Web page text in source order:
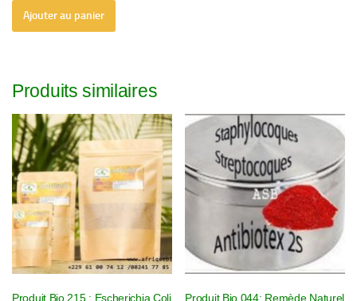
Ajouter au panier
Produits similaires
Produit Bio 215 : Escherichia Coli
Produit Bio 044: Remède Naturel